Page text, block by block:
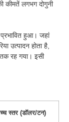
कीमतें लगभग दोगुनी
प्रभावित हुआ। जहां
उत्पादन होता है,
रह गया। इसी
स्तर (डॉलर/टन)